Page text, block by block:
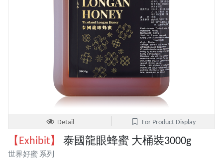
Detail For Product Display
【Exhibit】 泰國龍眼蜂蜜 大桶裝3000g
世界好蜜 系列